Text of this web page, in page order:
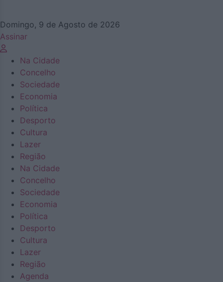
Domingo, 9 de Agosto de 2026
Assinar
Na Cidade
Concelho
Sociedade
Economia
Política
Desporto
Cultura
Lazer
Região
Na Cidade
Concelho
Sociedade
Economia
Política
Desporto
Cultura
Lazer
Região
Agenda